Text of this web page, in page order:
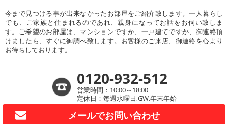
今まで見つける事が出来なかったお部屋をご紹介致します。一人暮らし
でも、ご家族と住まれるのであれ、親身になってお話をお伺い致しま
す。ご希望のお部屋は、マンションですか、一戸建てですか、御連絡頂
けましたら、すぐに御調べ致します。お客様のご来店、御連絡を心より
お待ちしております。
0120-932-512
営業時間：10:00～18:00
定休日：毎週水曜日,GW,年末年始
メールでお問い合わせ